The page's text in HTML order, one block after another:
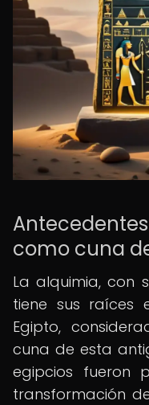
como cuna
La alquimia, con
tiene sus raíces
Egipto,
cuna de esta
egipcios fueron
transformación